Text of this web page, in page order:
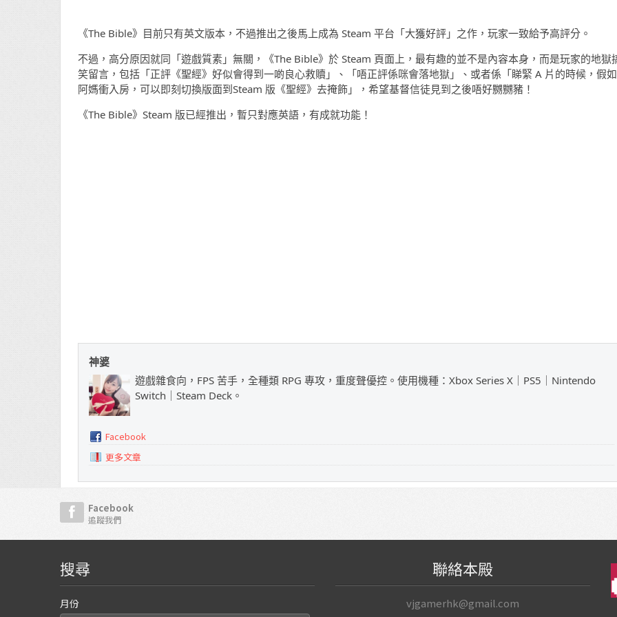
《The Bible》目前只有英文版本，不過推出之後馬上成為 Steam 平台「大獲好評」之作，玩家一致給予高評分。
不過，高分原因就同「遊戲質素」無關，《The Bible》於 Steam 頁面上，最有趣的並不是內容本身，而是玩家的地獄
笑留言，包括「正評《聖經》好似會得到一啲良心救贖」、「唔正評係咪會落地獄」、或者係「睇緊 A 片的時候，假如
阿媽衝入房，可以即刻切換版面到Steam 版《聖經》去掩飾」，希望基督信徒見到之後唔好嬲嬲豬！
《The Bible》Steam 版已經推出，暫只對應英語，有成就功能！
神婆
遊戲雜食向，FPS 苦手，全種類 RPG 專攻，重度聲優控。使用機種：Xbox Series X｜PS5｜Nintendo
Switch｜Steam Deck。
Facebook
更多文章
Facebook
追蹤我們
搜尋
月份
聯絡本殿
vjgamerhk@gmail.com